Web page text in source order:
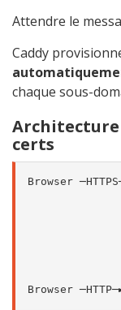
Attendre le
Caddy
chaque sous-
Architecture
certs
Browser